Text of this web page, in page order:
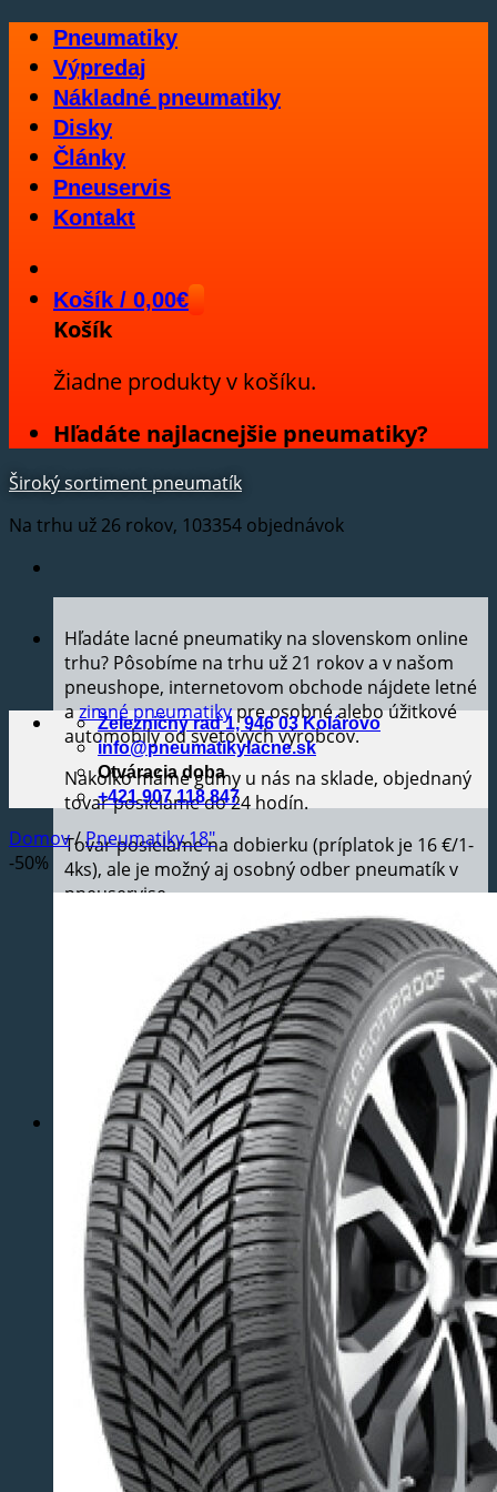
Skip
content
Pneumatiky
Výpredaj
Nákladné pneumatiky
Disky
Články
Pneuservis
Kontakt
Košík / 0,00€
Košík
Žiadne produkty v košíku.
Hľadáte najlacnejšie pneumatiky?
Široký sortiment pneumatík
Na trhu už 26 rokov, 103354 objednávok
Hľadáte lacné pneumatiky na slovenskom online
trhu? Pôsobíme na trhu už 21 rokov a v našom
pneushope, internetovom obchode nájdete letné
azimné pneumatikypre osobné alebo úžitkové
automobily od svetových výrobcov.
Nakoľko máme gumy u nás na sklade, objednaný
tovar posielame do 24 hodín.
Tovar posielame na dobierku (príplatok je 16 €/1-
4ks), ale je možný aj osobný odber pneumatík v
pneuservise.
Na objednaný tovar ponúkame 24 mesačnú
Ak potrebujete vymeniť pneumatiky na Vašom
aute, v našom pneuservise Vám s ochotou
pomôžeme.
Železničný rad 1, 946 03 Kolárovo
info@pneumatikylacne.sk
Otváracia doba
+421 907 118 847
Domov/Pneumatiky 18"
-50%